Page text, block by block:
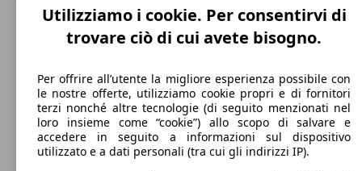
Sedili:
5
Bagagliaio:
Utilizziamo i cookie. Per consentirvi di
trovare ciò di cui avete bisogno.
Per offrire all’utente la migliore esperienza possibile con
le nostre offerte, utilizziamo cookie propri e di fornitori
terzi nonché altre tecnologie (di seguito menzionati nel
loro insieme come “cookie”) allo scopo di salvare e
accedere in seguito a informazioni sul dispositivo
utilizzato e a dati personali (tra cui gli indirizzi IP).